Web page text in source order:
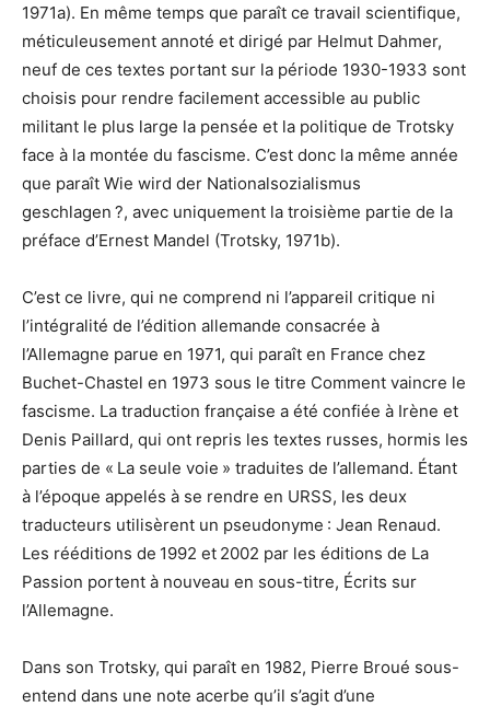
1971a). En même temps que paraît ce travail scientifique,
méticuleusement annoté et dirigé par Helmut Dahmer,
neuf de ces textes portant sur la période 1930-1933 sont
choisis pour rendre facilement accessible au public
militant le plus large la pensée et la politique de Trotsky
face à la montée du fascisme. C’est donc la même année
que paraît Wie wird der Nationalsozialismus
geschlagen ?, avec uniquement la troisième partie de la
préface d’Ernest Mandel (Trotsky, 1971b).
C’est ce livre, qui ne comprend ni l’appareil critique ni
l’intégralité de l’édition allemande consacrée à
l’Allemagne parue en 1971, qui paraît en France chez
Buchet-Chastel en 1973 sous le titre Comment vaincre le
fascisme. La traduction française a été confiée à Irène et
Denis Paillard, qui ont repris les textes russes, hormis les
parties de « La seule voie » traduites de l’allemand. Étant
à l’époque appelés à se rendre en URSS, les deux
traducteurs utilisèrent un pseudonyme : Jean Renaud.
Les rééditions de 1992 et 2002 par les éditions de La
Passion portent à nouveau en sous-titre, Écrits sur
l’Allemagne.
Dans son Trotsky, qui paraît en 1982, Pierre Broué sous-
entend dans une note acerbe qu’il s’agit d’une